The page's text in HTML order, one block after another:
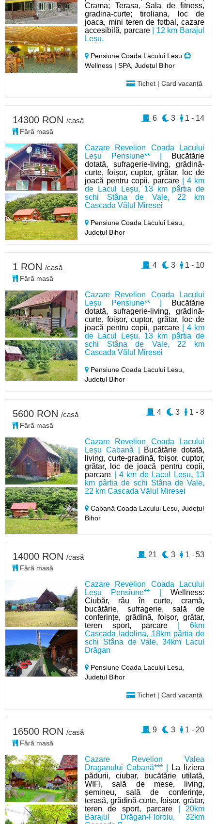
Crama; Terasa, Sala de fitness,
gradina-curte; tiroliana, loc de
joaca, mini teren de fotbal, cazare
accesibilă, parcare| 12 km Barajul
Leșu.
Pensiune Coada Lacului Lesu
Wellness | SPA, Județul Bihor
Tichet | Card vacanță
Cazare Revelion Coada Lacului
Leșu Pensiune** |
Bucătărie
dotată, sufragerie-living, grădină-
curte, foișor, cuptor, grătar, loc de
joacă pentru copii, parcare| 4 km
de Lacul Leșu, 13 km pârtia de
schi Stâna de Vale, 22 km
Cascada Vălul Miresei
Pensiune Coada Lacului Lesu,
Județul Bihor
14300 RON /casă
Fără masă
1 - 14
3
6
Cazare Revelion Coada Lacului
Leșu Pensiune** |
Bucătărie
dotată, sufragerie-living, grădină-
curte, foișor, cuptor, grătar, loc de
joacă pentru copii, parcare| 4 km
de Lacul Leșu, 13 km pârtia de
schi Stâna de Vale, 22 km
Cascada Vălul Miresei
Pensiune Coada Lacului Lesu,
Județul Bihor
1 RON /casă
Fără masă
1 - 10
3
4
Cazare Revelion Coada Lacului
Leșu Cabană |
Bucătărie dotată,
living, curte-gradină, foișor, cuptor,
grătar, loc de joacă pentru copii,
parcare | 4 km de Lacul Leșu, 13
km pârtia de schi Stâna de Vale,
22 km Cascada Vălul Miresei
Cabană Coada Lacului Lesu,Județul
Bihor
5600 RON /casă
Fără masă
1 - 8
3
4
Cazare Revelion Coada Lacului
Leșu Pensiune** | Wellness:
Ciubăr, râu în curte, cramă,
bucătărie, sufragerie, sală de
conferințe, grădină, foișor, grătar,
teren sport, parcare | 6km
Cascada Iadolina, 18km pârtia de
schi Stâna de Vale, 34km Lacul
Drăgan
Pensiune Coada Lacului Lesu,
Județul Bihor
Tichet | Card vacanță
14000 RON /casă
Fără masă
1 - 53
3
21
Cazare Revelion Valea
Draganului Cabană*** |
La liziera
pădurii, ciubar, bucătărie utilată,
WIFI, sală de mese, living,
șemineu, sală de conferințe,
terasă, grădină-curte, foișor, grătar,
teren de sport, parcare | 20km
Barajul Drăgan-Floroiu, 32km
16500 RON /casă
Fără masă
1 - 20
3
9